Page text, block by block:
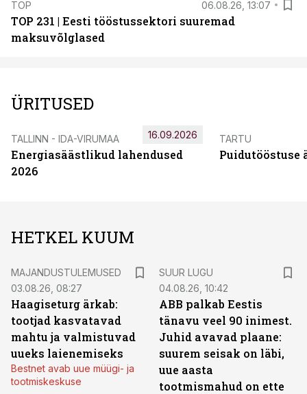
TOP 06.08.26, 13:07
TOP 231 | Eesti tööstussektori suuremad
maksuvõlglased
ÜRITUSED
TALLINN - IDA-VIRUMAA
Energiasäästlikud lahendused
2026
16.09.2026 TARTU
Puidutööstuse
HETKEL KUUM
MAJANDUSTULEMUSED
03.08.26, 08:27
Haagiseturg ärkab:
tootjad kasvatavad
mahtu ja valmistuvad
uueks laienemiseks
Bestnet avab uue müügi- ja
tootmiskeskuse
SUUR LUGU
04.08.26, 10:42
ABB palkab Eestis
tänavu veel 90 inimest.
Juhid avavad plaane:
suurem seisak on läbi,
uue aasta
tootmismahud on ette